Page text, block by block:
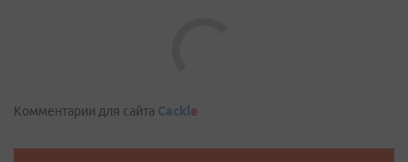
Комментарии для сайта Cackle